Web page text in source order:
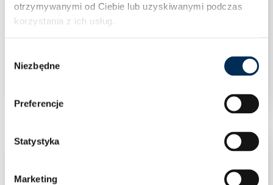
otrzymywanymi od Ciebie lub uzyskiwanymi podczas
korzystania z ich usług.
zgody
Niezbędne
Preferencje
Statystyka
Marketing
jednostka wewnętrzna VM35Xi R15